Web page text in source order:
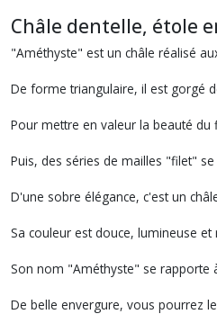
Châle dentelle, étole
"Améthyste" est un châle réalisé
De forme triangulaire, il est gorgé
Pour mettre en valeur la beauté
Puis, des séries de mailles "filet"
D'une sobre élégance, c'est un
Sa couleur est douce, lumineuse et
Son nom "Améthyste" se rapporte
De belle envergure, vous pourrez